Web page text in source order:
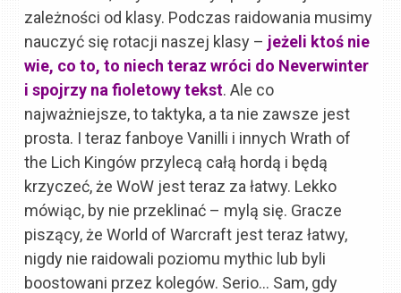
zależności od klasy. Podczas raidowania musimy
nauczyć się rotacji naszej klasy – jeżeli ktoś nie
wie, co to, to niech teraz wróci do Neverwinter
i spojrzy na fioletowy tekst. Ale co
najważniejsze, to taktyka, a ta nie zawsze jest
prosta. I teraz fanboye Vanilli i innych Wrath of
the Lich Kingów przylecą całą hordą i będą
krzyczeć, że WoW jest teraz za łatwy. Lekko
mówiąc, by nie przeklinać – mylą się. Gracze
piszący, że World of Warcraft jest teraz łatwy,
nigdy nie raidowali poziomu mythic lub byli
boostowani przez kolegów. Serio… Sam, gdy